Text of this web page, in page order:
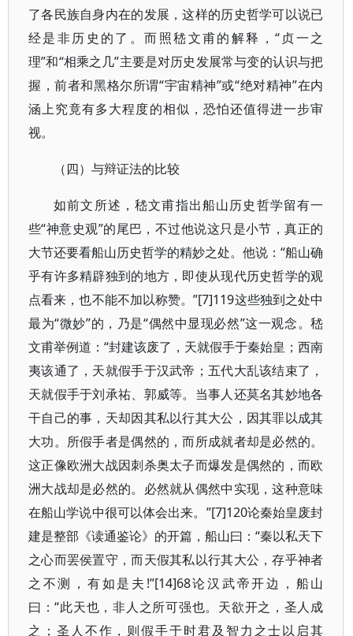
了各民族自身内在的发展，这样的历史哲学可以说已
经是非历史的了。而照嵇文甫的解释，“贞一之
理”和“相乘之几”主要是对历史发展常与变的认识与把
握，前者和黑格尔所谓“宇宙精神”或“绝对精神”在内
涵上究竟有多大程度的相似，恐怕还值得进一步审
视。
（四）与辩证法的比较
如前文所述，嵇文甫指出船山历史哲学留有一
些“神意史观”的尾巴，不过他说这只是小节，真正的
大节还要看船山历史哲学的精妙之处。他说：“船山确
乎有许多精辟独到的地方，即使从现代历史哲学的观
点看来，也不能不加以称赞。”[7]119这些独到之处中
最为“微妙”的，乃是“偶然中显现必然”这一观念。嵇
文甫举例道：“封建该废了，天就假手于秦始皇；西南
夷该通了，天就假手于汉武帝；五代大乱该结束了，
天就假手于刘承祐、郭威等。当事人还莫名其妙地各
干自己的事，天却因其私以行其大公，因其罪以成其
大功。所假手者是偶然的，而所成就者却是必然的。
这正像欧洲大战因刺杀奥太子而爆发是偶然的，而欧
洲大战却是必然的。必然就从偶然中实现，这种意味
在船山学说中很可以体会出来。”[7]120论秦始皇废封
建是整部《读通鉴论》的开篇，船山曰：“秦以私天下
之心而罢侯置守，而天假其私以行其大公，存乎神者
之不测，有如是夫!”[14]68论汉武帝开边，船山
曰：“此天也，非人之所可强也。天欲开之，圣人成
之；圣人不作，则假手于时君及智力之士以启其